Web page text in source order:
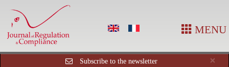
MENU
×
Subscribe to the newsletter